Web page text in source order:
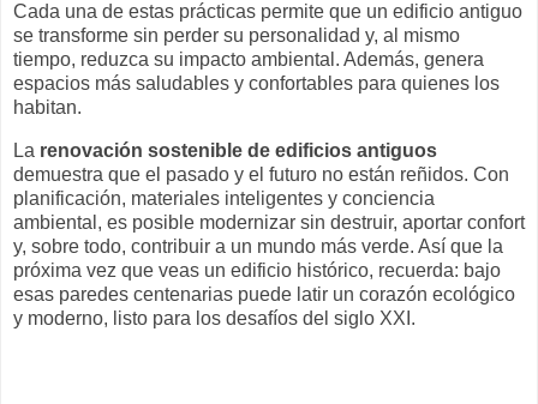
Cada una de estas prácticas permite que un edificio antiguo
se transforme sin perder su personalidad y, al mismo
tiempo, reduzca su impacto ambiental. Además, genera
espacios más saludables y confortables para quienes los
habitan.
La renovación sostenible de edificios antiguos
demuestra que el pasado y el futuro no están reñidos. Con
planificación, materiales inteligentes y conciencia
ambiental, es posible modernizar sin destruir, aportar confort
y, sobre todo, contribuir a un mundo más verde. Así que la
próxima vez que veas un edificio histórico, recuerda: bajo
esas paredes centenarias puede latir un corazón ecológico
y moderno, listo para los desafíos del siglo XXI.